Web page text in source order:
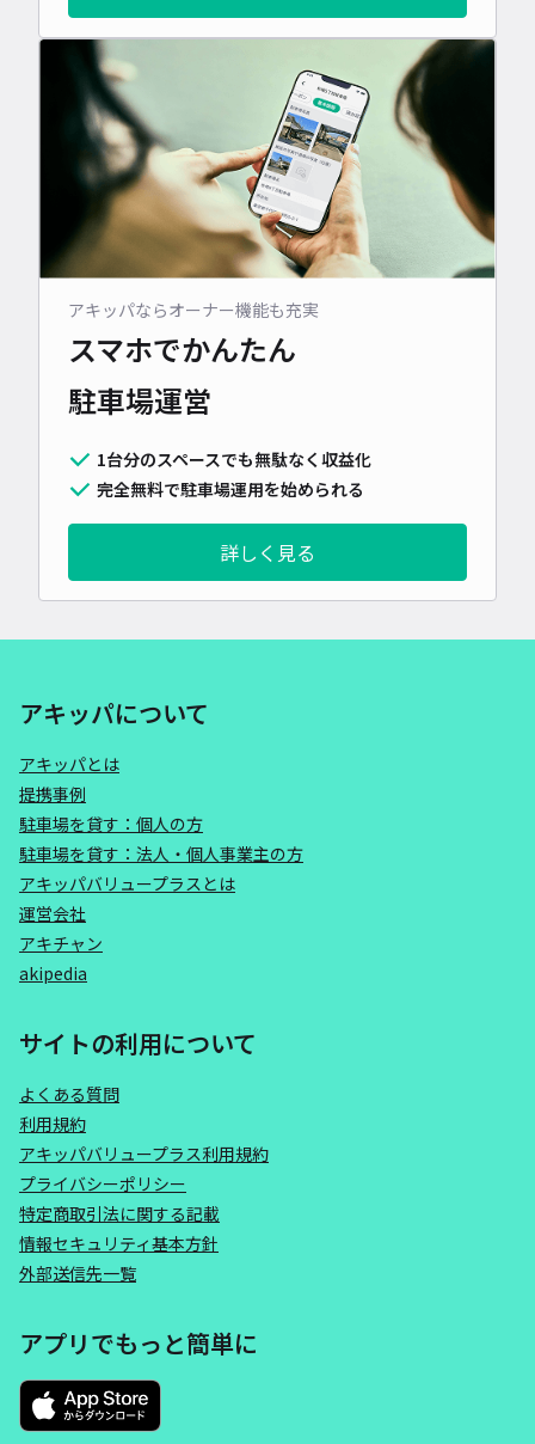
アキッパならオーナー機能も充実
スマホでかんたん
駐車場運営
1台分のスペースでも無駄なく収益化
完全無料で駐車場運用を始められる
詳しく見る
アキッパについて
アキッパとは
提携事例
駐車場を貸す：個人の方
駐車場を貸す：法人・個人事業主の方
アキッパバリュープラスとは
運営会社
アキチャン
akipedia
サイトの利用について
よくある質問
利用規約
アキッパバリュープラス利用規約
プライバシーポリシー
特定商取引法に関する記載
情報セキュリティ基本方針
外部送信先一覧
アプリでもっと簡単に